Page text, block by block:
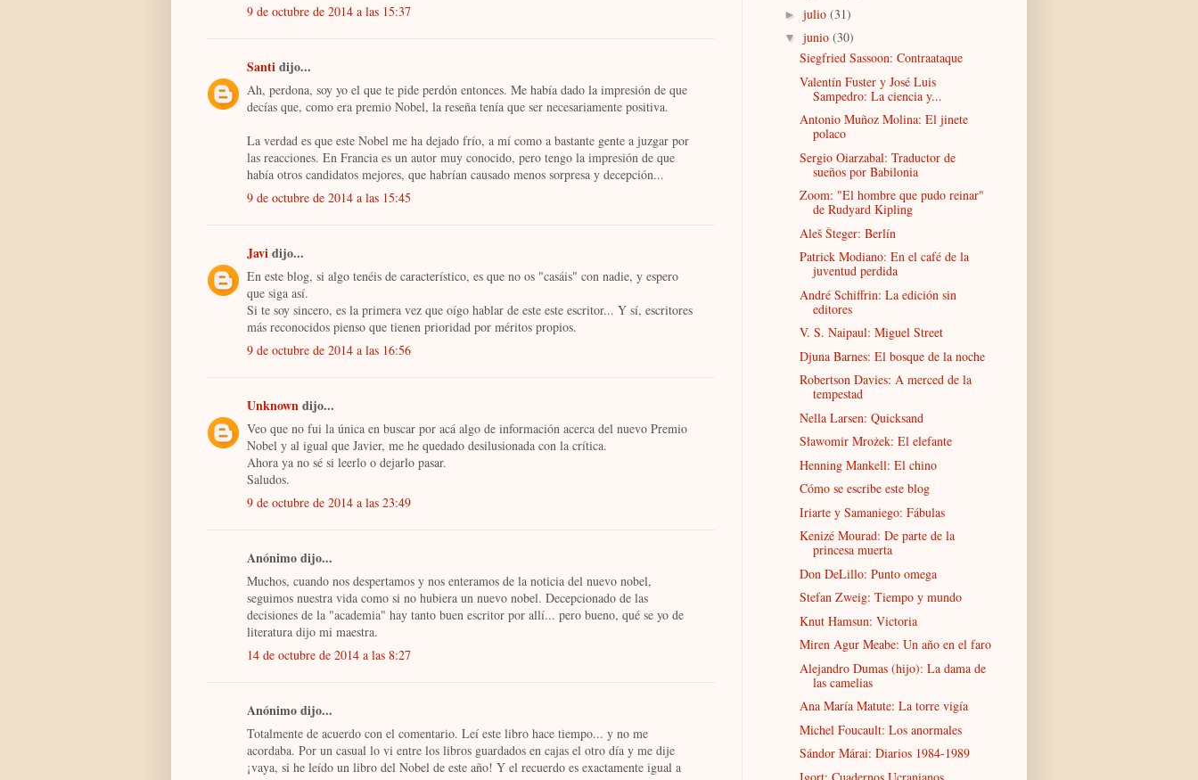
9 de octubre de 2014 a las 15:37
Santidijo...
Ah, perdona, soy yo el que te pide perdón entonces. Me había dado la impresión de que
decías que, como era premio Nobel, la reseña tenía que ser necesariamente positiva.
La verdad es que este Nobel me ha dejado frío, a mí como a bastante gente a juzgar por
las reacciones. En Francia es un autor muy conocido, pero tengo la impresión de que
había otros candidatos mejores, que habrían causado menos sorpresa y decepción...
9 de octubre de 2014 a las 15:45
Javidijo...
En este blog, si algo tenéis de característico, es que no os "casáis" con nadie, y espero
que siga así.
Si te soy sincero, es la primera vez que oígo hablar de este este escritor... Y sí, escritores
más reconocidos pienso que tienen prioridad por méritos propios.
9 de octubre de 2014 a las 16:56
Unknowndijo...
Veo que no fui la única en buscar por acá algo de información acerca del nuevo Premio
Nobel y al igual que Javier, me he quedado desilusionada con la crítica.
Ahora ya no sé si leerlo o dejarlo pasar.
Saludos.
9 de octubre de 2014 a las 23:49
Anónimo dijo...
Muchos, cuando nos despertamos y nos enteramos de la noticia del nuevo nobel,
seguimos nuestra vida como si no hubiera un nuevo nobel. Decepcionado de las
decisiones de la "academia" hay tanto buen escritor por allí... pero bueno, qué se yo de
literatura dijo mi maestra.
14 de octubre de 2014 a las 8:27
Anónimo dijo...
Totalmente de acuerdo con el comentario. Leí este libro hace tiempo... y no me
acordaba. Por un casual lo vi entre los libros guardados en cajas el otro día y me dije
¡vaya, si he leído un libro del Nobel de este año! Y el recuerdo es exactamente igual a
► julio (31)
▼ junio (30)
Siegfried Sassoon: Contraataque
Valentín Fuster y José Luis
Sampedro: La ciencia y...
Antonio Muñoz Molina: El jinete
polaco
Sergio Oiarzabal: Traductor de
sueños por Babilonia
Zoom: "El hombre que pudo reinar"
de Rudyard Kipling
Aleš Šteger: Berlín
Patrick Modiano: En el café de la
juventud perdida
André Schiffrin: La edición sin
editores
V. S. Naipaul: Miguel Street
Djuna Barnes: El bosque de la noche
Robertson Davies: A merced de la
tempestad
Nella Larsen: Quicksand
Sławomir Mrożek: El elefante
Henning Mankell: El chino
Cómo se escribe este blog
Iriarte y Samaniego: Fábulas
Kenizé Mourad: De parte de la
princesa muerta
Don DeLillo: Punto omega
Stefan Zweig: Tiempo y mundo
Knut Hamsun: Victoria
Miren Agur Meabe: Un año en el faro
Alejandro Dumas (hijo): La dama de
las camelias
Ana María Matute: La torre vigía
Michel Foucault: Los anormales
Sándor Márai: Diarios 1984-1989
Igort: Cuadernos Ucranianos